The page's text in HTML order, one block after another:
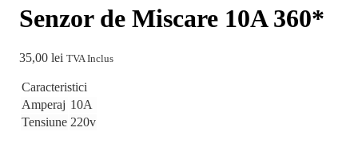
Senzor de Miscare 10A 360*
35,00 lei TVA Inclus
Caracteristici
Amperaj 10A
Tensiune 220v